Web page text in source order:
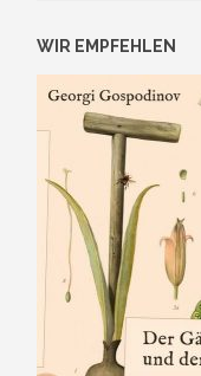
WIR EMPFEHLEN